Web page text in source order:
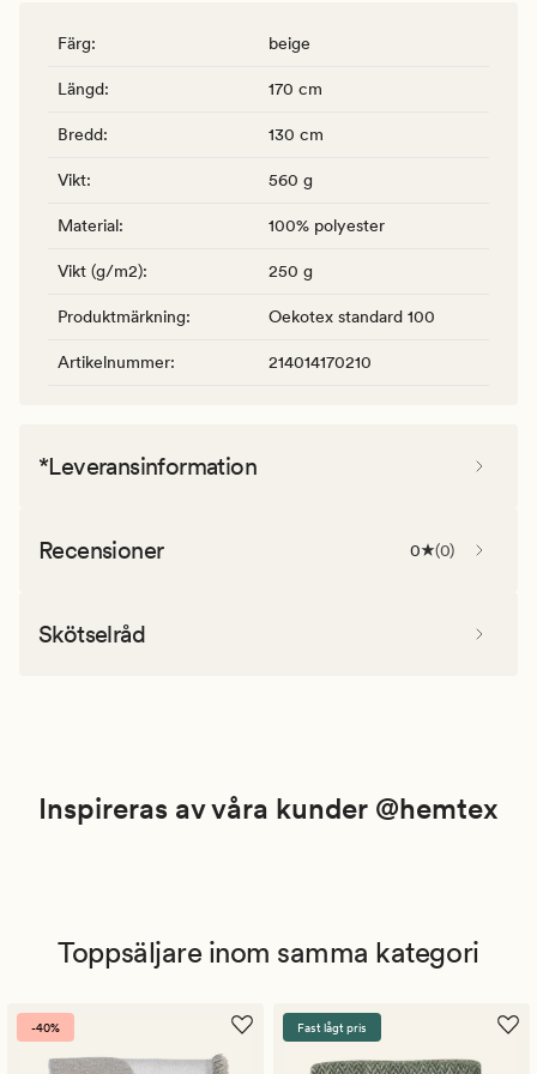
Färg: beige
Längd: 170 cm
Bredd: 130 cm
Vikt: 560 g
Material: 100% polyester
Vikt (g/m2): 250 g
Produktmärkning: Oekotex standard 100
Artikelnummer: 214014170210
*Leveransinformation
Recensioner 0 (0)
Skötselråd
Inspireras av våra kunder @hemtex
Toppsäljare inom samma kategori
-40% Fast lågt pris